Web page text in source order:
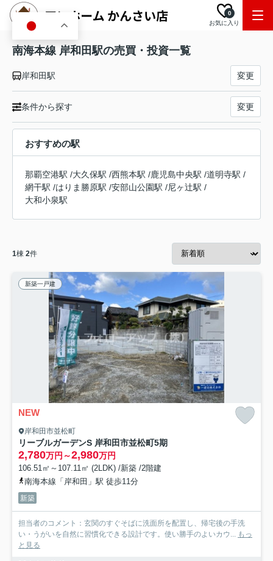
お気に入り
0
南海本線 岸和田駅の売買・投資一覧
岸和田駅 変更
条件から探す 変更
おすすめの駅
那覇空港駅 /大久保駅 /西熊本駅 /鹿児島中央駅 /道明寺駅 /
網干駅 /はりま勝原駅 /安部山公園駅 /尼ヶ辻駅 /
大和小泉駅
1棟 2件
新築一戸建
NEW
岸和田市並松町
リーブルガーデンS 岸和田市並松町5期
2,780万円～2,980万円
106.51㎡～107.11㎡ (2LDK) /新築 /2階建
南海本線「岸和田」駅 徒歩11分
新築
担当者のコメント：玄関のすぐそばに洗面所を配置し、帰宅後の手洗
い・うがいを自然に習慣化できる設計です。使い勝手のよいカウ... もっ
と見る